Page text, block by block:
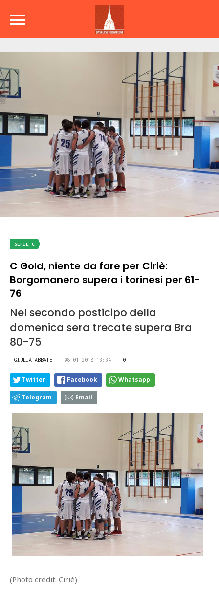
SERIE C
C Gold, niente da fare per Ciriè:
Borgomanero supera i torinesi per 61-
76
Nel secondo posticipo della
domenica sera trecate supera Bra
80-75
GIULIA ABBATE 08.01.2018 13:34 0
Twitter Facebook Whatsapp
Telegram Email
(Photo credit: Ciriè)